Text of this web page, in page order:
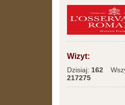
Wizyt:
Dzisiaj: 162
217275